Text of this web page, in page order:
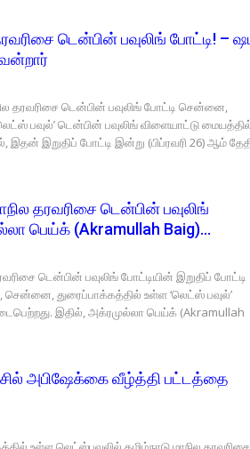
டென்பின் பவுலிங் போட்டி! –
தரவரிசை டென்பின் பவுலிங் போட்டி சென்னை,
பவுல்’ டென்பின் பவுலிங் விளையாட்டு
இதன் இறுதிப் போட்டி இன்று (பிப்ரவரி 26) ஆம்
தரவரிசை டென்பின் பவுலிங்
பெய்க் (Akramullah Baig)…
டென்பின் பவுலிங் போட்டியின் இறுதிப் போட்டி
துரைப்பாக்கத்தில் உள்ள ‘லெட்ஸ் பவுல்’
இதில், அக்ரமுல்லா பெய்க் (Akramullah
அபிஷேக்கை வீழ்த்தி பட்டத்தை